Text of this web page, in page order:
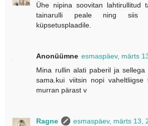
Ühe nipina soovitan lahtirullitud
tainarulli peale ning siis
küpsetusplaadile.
Anonüümne esmaspäev, märts
Mina rullin alati paberil ja sellega
sama.kui viitsin nopi
murran pärast v
Ragne
esmaspäev, märts 13,